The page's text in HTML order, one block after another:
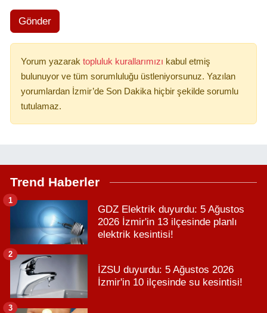
Gönder
Yorum yazarak topluluk kurallarımızı kabul etmiş
bulunuyor ve tüm sorumluluğu üstleniyorsunuz. Yazılan
yorumlardan İzmir’de Son Dakika hiçbir şekilde sorumlu
tutulamaz.
Trend Haberler
GDZ Elektrik duyurdu: 5 Ağustos
2026 İzmir'in 13 ilçesinde planlı
elektrik kesintisi!
1
İZSU duyurdu: 5 Ağustos 2026
İzmir'in 10 ilçesinde su kesintisi!
2
3